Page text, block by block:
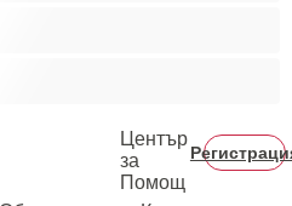
Център
за
Помощ